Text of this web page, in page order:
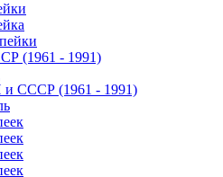
(1961 - 1991)
СССР (1961 - 1991)